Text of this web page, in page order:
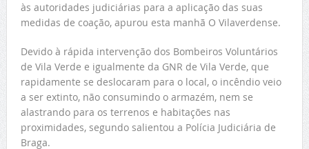
às autoridades judiciárias para a aplicação das suas
medidas de coação, apurou esta manhã O Vilaverdense.
Devido à rápida intervenção dos Bombeiros Voluntários
de Vila Verde e igualmente da GNR de Vila Verde, que
rapidamente se deslocaram para o local, o incêndio veio
a ser extinto, não consumindo o armazém, nem se
alastrando para os terrenos e habitações nas
proximidades, segundo salientou a Polícia Judiciária de
Braga.